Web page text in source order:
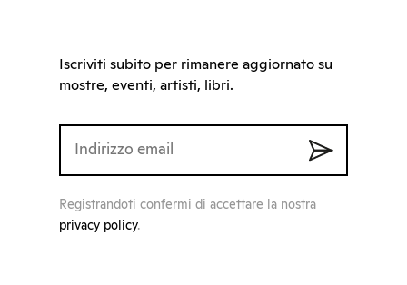
Iscriviti subito per rimanere aggiornato su
mostre, eventi, artisti, libri.
Registrandoti confermi di accettare la nostra
privacy policy.